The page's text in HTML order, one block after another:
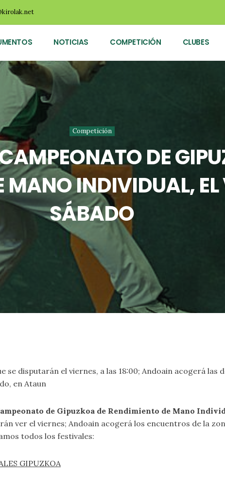
NOTICIAS COMPETICIÓN CLUBES
Competición
DE
INDIVIDUAL, EL
SÁBADO
se disputarán el viernes, a las 18:00; Andoain acogerá las
en Ataun
de Gipuzkoa de Rendimiento de Mano
ver el viernes; Andoain acogerá los encuentros de la
todos los festivales:
GIPUZKOA